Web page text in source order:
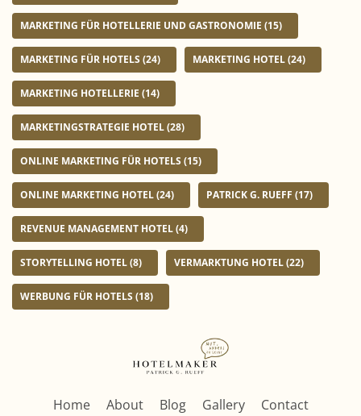
MARKETING FÜR HOTELLERIE UND GASTRONOMIE (15)
MARKETING FÜR HOTELS (24) MARKETING HOTEL(24)
MARKETING HOTELLERIE (14)
MARKETINGSTRATEGIE HOTEL(28)
ONLINE MARKETING FÜR HOTELS (15)
ONLINE MARKETING HOTEL(24) PATRICK G. RUEFF (17)
REVENUE MANAGEMENT HOTEL(4)
STORYTELLING HOTEL(8) VERMARKTUNG HOTEL(22)
WERBUNG FÜR HOTELS (18)
Home About Blog Gallery
Contact